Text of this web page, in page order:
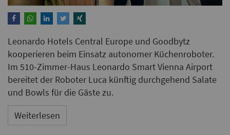
Leonardo Hotels Central Europe und Goodbytz
kooperieren beim Einsatz autonomer Küchenroboter.
Im 510-Zimmer-Haus Leonardo Smart Vienna Airport
bereitet der Roboter Luca künftig durchgehend Salate
und Bowls für die Gäste zu.
Weiterlesen